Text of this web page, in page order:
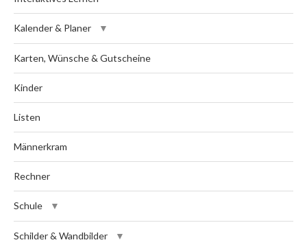
Kalender & Planer
Karten, Wünsche & Gutscheine
Kinder
Listen
Männerkram
Rechner
Schule
Schilder & Wandbilder